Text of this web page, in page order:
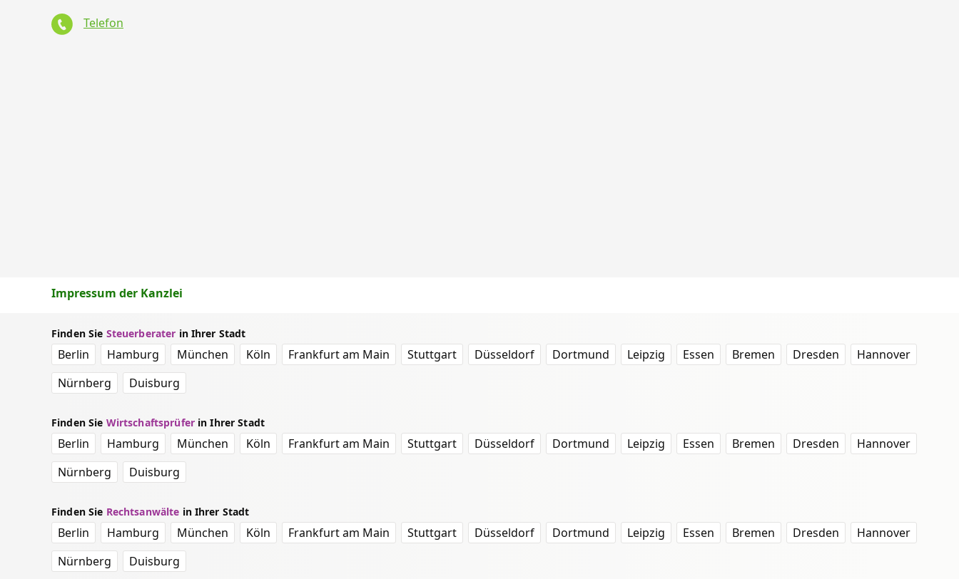
Telefon
Impressum der Kanzlei
Finden Sie Steuerberater in Ihrer Stadt
Berlin Hamburg München Köln Frankfurt am Main Stuttgart Düsseldorf Dortmund Leipzig Essen Bremen Dresden
Hannover
Nürnberg
Duisburg
Finden Sie Wirtschaftsprüferin Ihrer Stadt
Berlin Hamburg München Köln Frankfurt am Main Stuttgart Düsseldorf Dortmund Leipzig Essen Bremen Dresden
Hannover
Nürnberg
Duisburg
Finden Sie Rechtsanwälte in Ihrer Stadt
Berlin Hamburg München Köln Frankfurt am Main Stuttgart Düsseldorf Dortmund Leipzig Essen Bremen Dresden
Hannover
Nürnberg
Duisburg